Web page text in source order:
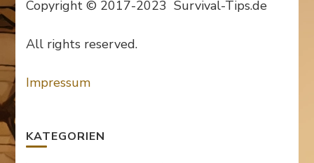
Copyright © 2017-2023 Survival-Tips.de
All rights reserved.
Impressum
KATEGORIEN